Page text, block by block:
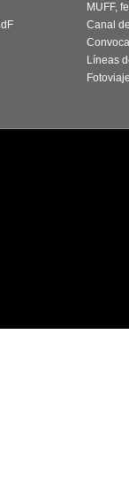
MUFF,
Canal
Líneas